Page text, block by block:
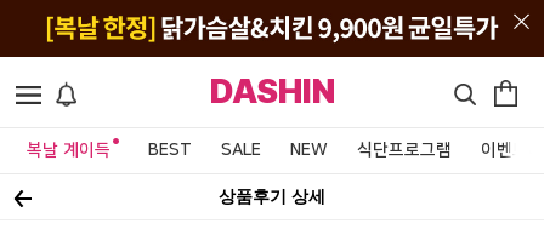
DASHIN
복날 계이득 BEST SALE NEW 식단프로그램 이벤트&
상품후기 상세